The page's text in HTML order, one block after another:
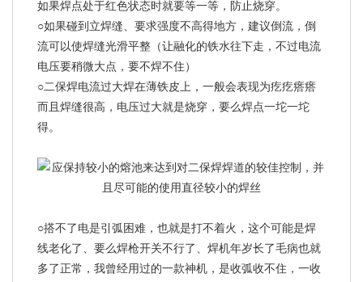
如果焊点处于红色状态时就要等一等，防止烧穿。
○如果碰到立焊缝、要求强度不高得地方，建议倒流，倒
流可以使焊缝光滑平整（让融化的铁水往下走，不过电流
电压要稍微大点，要不焊不住）
○二保焊电流过大焊在薄铁皮上，一般会表现为疙疙瘩瘩
而且焊缝很高，电压过大就是烧穿，要么焊点一坨一坨
得。
○搭不了电是引弧困难，也就是打不着火，这个可能是焊
线老化了、要么焊枪开关不行了、焊机年岁长了毛病也就
多了正常，我曾经用过的一款神机，是收弧收不住，一收